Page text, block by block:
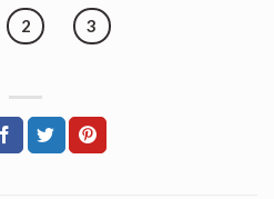
2 3